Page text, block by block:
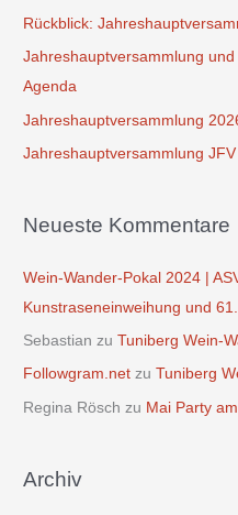
h
:
Rückblick:
Jahreshauptversammlung
Agenda
Jahreshauptversammlung
Jahreshauptversammlung
Neueste Kommentare
Wein-Wander-Pokal 2024 |
Kunstraseneinweihung und
Sebastian zuTuniberg Wein-
Followgram.net zuTuniberg
Regina Rösch zu Mai Party
Archiv